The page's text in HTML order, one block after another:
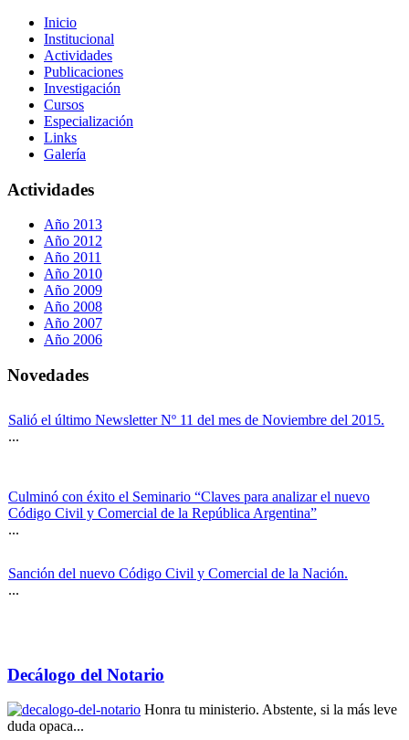
Inicio
Institucional
Actividades
Publicaciones
Investigación
Cursos
Especialización
Links
Galería
Actividades
Año 2013
Año 2012
Año 2011
Año 2010
Año 2009
Año 2008
Año 2007
Año 2006
Novedades
Salió el último Newsletter Nº 11 del mes de Noviembre del 2015.
...
Culminó con éxito el Seminario “Claves para analizar el nuevo
Código Civil y Comercial de la República Argentina”
...
Sanción del nuevo Código Civil y Comercial de la Nación.
...
Decálogo del Notario
Honra tu ministerio. Abstente, si la más leve
duda opaca...